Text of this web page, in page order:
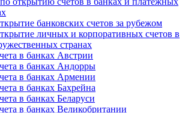
банковских счетов за рубежом
личных и корпоративных счетов в
странах
в банках Австрии
в банках Андорры
в банках Армении
в банках Бахрейна
в банках Беларуси
в банках Великобритании